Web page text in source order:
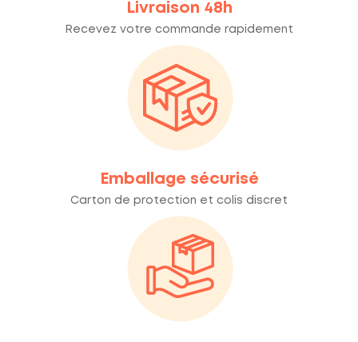
Livraison 48h
Recevez votre commande rapidement
Emballage sécurisé
Carton de protection et colis discret